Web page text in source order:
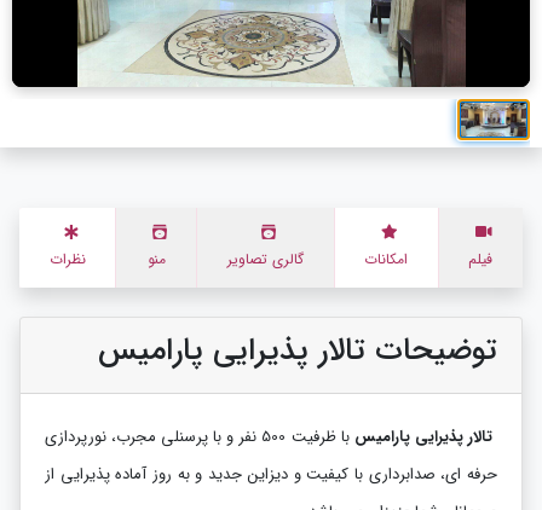
فیلم امکانات گالری تصاویر منو نظرات
توضیحات تالار پذیرایی پارامیس
تالار پذیرایی پارامیس
با ظرفیت 500 نفر و با پرسنلی مجرب، نورپردازی
حرفه ای، صدابرداری با کیفیت و دیزاین جدید و به روز آماده پذیرایی از